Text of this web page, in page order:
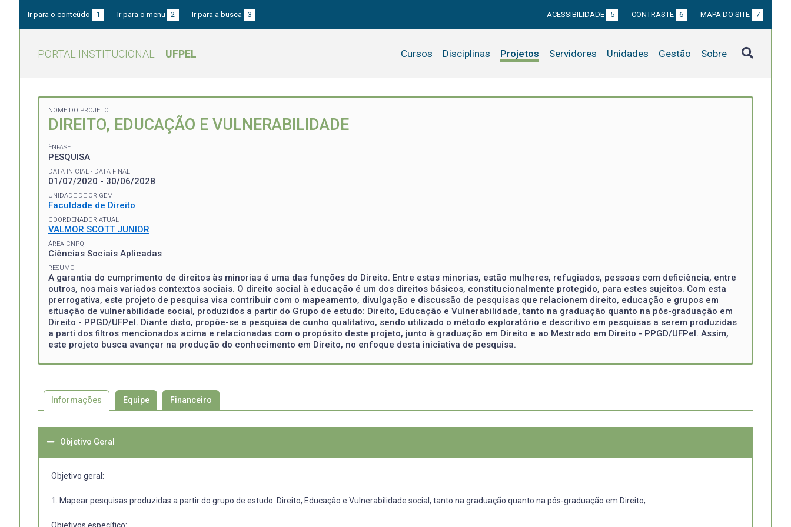
Ir para o conteúdo 1 Ir para o menu 2 Ir para a busca 3 ACESSIBILIDADE 5 CONTRASTE 6 MAPA DO SITE 7
PORTAL INSTITUCIONAL UFPEL Cursos Disciplinas Projetos Servidores Unidades Gestão Sobre
NOME DO PROJETO
DIREITO, EDUCAÇÃO E VULNERABILIDADE
ÊNFASE
PESQUISA
DATA INICIAL - DATA FINAL
01/07/2020 - 30/06/2028
UNIDADE DE ORIGEM
Faculdade de Direito
COORDENADOR ATUAL
VALMOR SCOTT JUNIOR
ÁREA CNPQ
Ciências Sociais Aplicadas
RESUMO
A garantia do cumprimento de direitos às minorias é uma das funções do Direito. Entre estas minorias, estão mulheres, refugiados, pessoas com deficiência, entre
outros, nos mais variados contextos sociais. O direito social à educação é um dos direitos básicos, constitucionalmente protegido, para estes sujeitos. Com esta
prerrogativa, este projeto de pesquisa visa contribuir com o mapeamento, divulgação e discussão de pesquisas que relacionem direito, educação e grupos em
situação de vulnerabilidade social, produzidos a partir do Grupo de estudo: Direito, Educação e Vulnerabilidade, tanto na graduação quanto na pós-graduação em
Direito - PPGD/UFPel. Diante disto, propõe-se a pesquisa de cunho qualitativo, sendo utilizado o método exploratório e descritivo em pesquisas a serem produzidas
a parti dos filtros mencionados acima e relacionadas com o propósito deste projeto, junto à graduação em Direito e ao Mestrado em Direito - PPGD/UFPel. Assim,
este projeto busca avançar na produção do conhecimento em Direito, no enfoque desta iniciativa de pesquisa.
Informações Equipe Financeiro
Objetivo Geral
Objetivo geral:
1. Mapear pesquisas produzidas a partir do grupo de estudo: Direito, Educação e Vulnerabilidade social, tanto na graduação quanto na pós-graduação em Direito;